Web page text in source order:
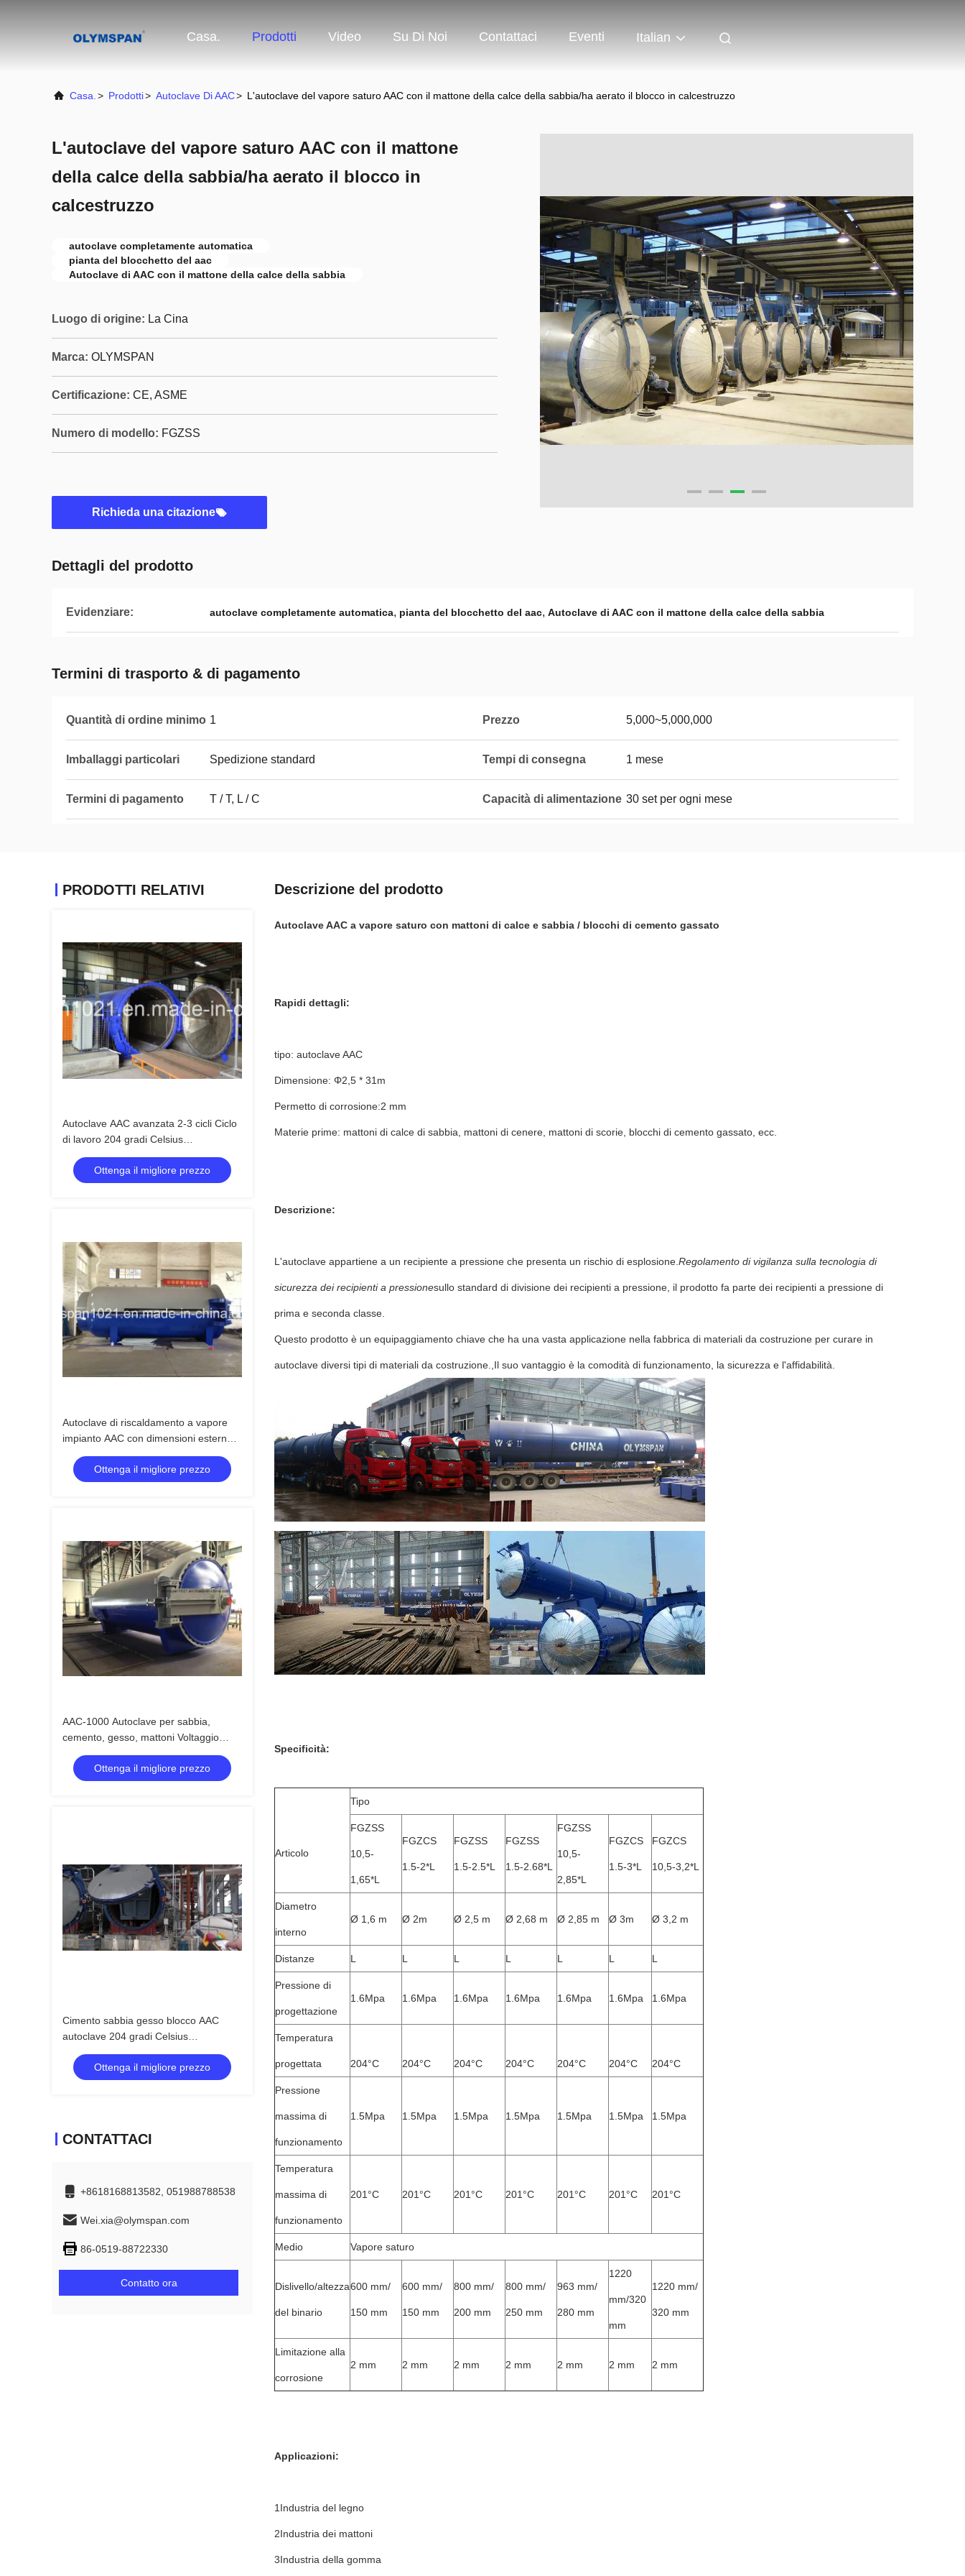
Casa. Prodotti Video Su Di Noi Contattaci Eventi Italian
Casa. > Prodotti> Autoclave Di AAC> L'autoclave del vapore saturo AAC con il mattone della calce della sabbia/ha aerato il blocco in calcestruzzo
L'autoclave del vapore saturo AAC con il mattone
della calce della sabbia/ha aerato il blocco in
calcestruzzo
autoclave completamente automatica
pianta del blocchetto del aac
Autoclave di AAC con il mattone della calce della sabbia
Luogo di origine: La Cina
Marca: OLYMSPAN
Certificazione: CE, ASME
Numero di modello: FGZSS
Richieda una citazione
Dettagli del prodotto
Evidenziare: autoclave completamente automatica, pianta del blocchetto del aac, Autoclave di AAC con il mattone della calce della sabbia
Termini di trasporto & di pagamento
Quantità di ordine minimo 1 Prezzo 5,000~5,000,000
Imballaggi particolari Spedizione standard Tempi di consegna 1 mese
Termini di pagamento T / T, L / C Capacità di alimentazione 30 set per ogni mese
PRODOTTI RELATIVI
Autoclave AAC avanzata 2-3 cicli Ciclo
di lavoro 204 gradi Celsius
Temperatura di progettazione
Ottenga il migliore prezzo
Autoclave di riscaldamento a vapore
impianto AAC con dimensioni esterne
32,8m*3,1m*4,0m
Ottenga il migliore prezzo
AAC-1000 Autoclave per sabbia,
cemento, gesso, mattoni Voltaggio
220V 380V
Ottenga il migliore prezzo
Cimento sabbia gesso blocco AAC
autoclave 204 gradi Celsius
temperatura di progettazione
Ottenga il migliore prezzo
CONTATTACI
+8618168813582, 051988788538
Wei.xia@olymspan.com
86-0519-88722330
Contatto ora
Descrizione del prodotto
Autoclave AAC a vapore saturo con mattoni di calce e sabbia / blocchi di cemento gassato
Rapidi dettagli:
tipo: autoclave AAC
Dimensione: Φ2,5 * 31m
Permetto di corrosione:2 mm
Materie prime: mattoni di calce di sabbia, mattoni di cenere, mattoni di scorie, blocchi di cemento gassato, ecc.
Descrizione:
L'autoclave appartiene a un recipiente a pressione che presenta un rischio di esplosione. Regolamento di vigilanza sulla tecnologia di
sicurezza dei recipienti a pressionesullo standard di divisione dei recipienti a pressione, il prodotto fa parte dei recipienti a pressione di
prima e seconda classe.
Questo prodotto è un equipaggiamento chiave che ha una vasta applicazione nella fabbrica di materiali da costruzione per curare in
autoclave diversi tipi di materiali da costruzione.,Il suo vantaggio è la comodità di funzionamento, la sicurezza e l'affidabilità.
Specificità:
Articolo
Tipo
FGZSS
10,5-
1,65*L
FGZCS
1.5-2*L
FGZSS
1.5-2.5*L
FGZSS
1.5-2.68*L
FGZSS
10,5-
2,85*L
FGZCS
1.5-3*L
FGZCS
10,5-3,2*L
Diametro
interno
Ø 1,6 m Ø 2m Ø 2,5 m Ø 2,68 m Ø 2,85 m Ø 3m Ø 3,2 m
Distanze L L L L L L L
Pressione di
progettazione
1.6Mpa 1.6Mpa 1.6Mpa 1.6Mpa 1.6Mpa 1.6Mpa 1.6Mpa
Temperatura
progettata 204°C 204°C 204°C 204°C 204°C 204°C 204°C
Pressione
massima di
funzionamento
1.5Mpa 1.5Mpa 1.5Mpa 1.5Mpa 1.5Mpa 1.5Mpa 1.5Mpa
Temperatura
massima di
funzionamento
201°C 201°C 201°C 201°C 201°C 201°C 201°C
Medio Vapore saturo
Dislivello/altezza
del binario
600 mm/
150 mm
600 mm/
150 mm
800 mm/
200 mm
800 mm/
250 mm
963 mm/
280 mm
1220
mm/320
mm
1220 mm/
320 mm
Limitazione alla
corrosione
2 mm 2 mm 2 mm 2 mm 2 mm 2 mm 2 mm
Applicazioni:
1Industria del legno
2Industria dei mattoni
3Industria della gomma